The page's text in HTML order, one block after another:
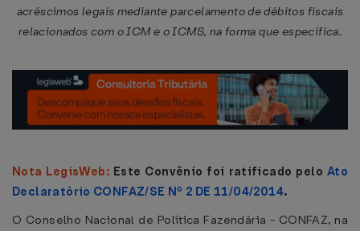
acréscimos legais mediante parcelamento de débitos fiscais
relacionados com o ICM e o ICMS, na forma que especifica.
Nota LegisWeb: Este Convênio foi ratificado pelo Ato
Declaratório CONFAZ/SE Nº 2 DE 11/04/2014.
O Conselho Nacional de Política Fazendária - CONFAZ, na